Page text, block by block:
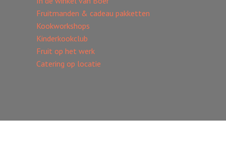
Fruitmanden & cadeau pakketten
Kookworkshops
Kinderkookclub
Fruit op het werk
Catering op locatie